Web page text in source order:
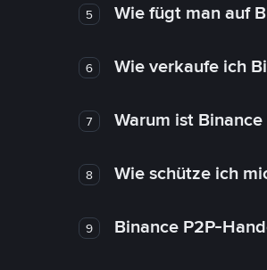
5 Wie fügt man auf
6 Wie verkaufe ich
7 Warum ist
8 Wie schütze ich
9 Binance P2P-